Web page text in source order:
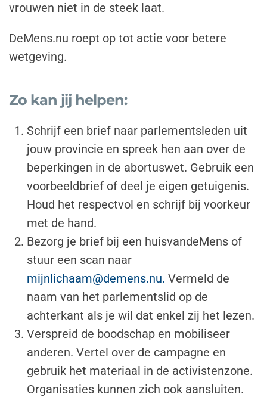
vrouwen niet in de steek laat.
DeMens.nu roept op tot actie voor betere
wetgeving.
Zo kan jij helpen:
Schrijf een brief naar parlementsleden uit
jouw provincie en spreek hen aan over de
beperkingen in de abortuswet. Gebruik een
voorbeeldbrief of deel je eigen getuigenis.
Houd het respectvol en schrijf bij voorkeur
met de hand.
Bezorg je brief bij een huisvandeMens of
stuur een scan naar
mijnlichaam@demens.nu. Vermeld de
naam van het parlementslid op de
achterkant als je wil dat enkel zij het lezen.
Verspreid de boodschap en mobiliseer
anderen. Vertel over de campagne en
gebruik het materiaal in de activistenzone.
Organisaties kunnen zich ook aansluiten.